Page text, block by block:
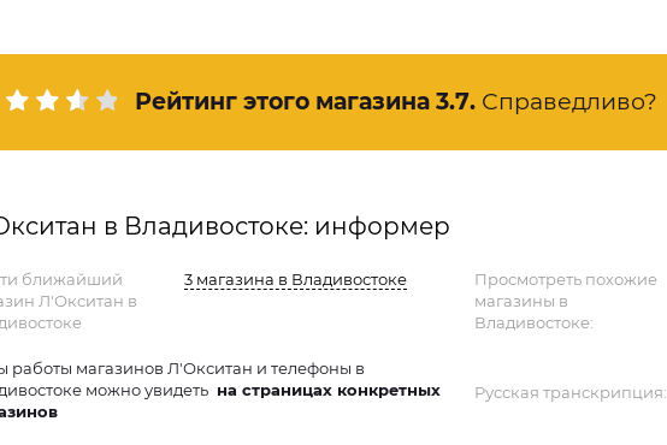
Рейтинг этого магазина 3.7. Справедливо?
в Владивостоке: информер
ближайший
Л'Окситан в
3 магазина в Владивостоке
работы магазинов Л'Окситан и телефоны в
можно увидеть на страницах конкретных
Просмотреть похожие
магазины в
Владивостоке:
Русская транскрипция: